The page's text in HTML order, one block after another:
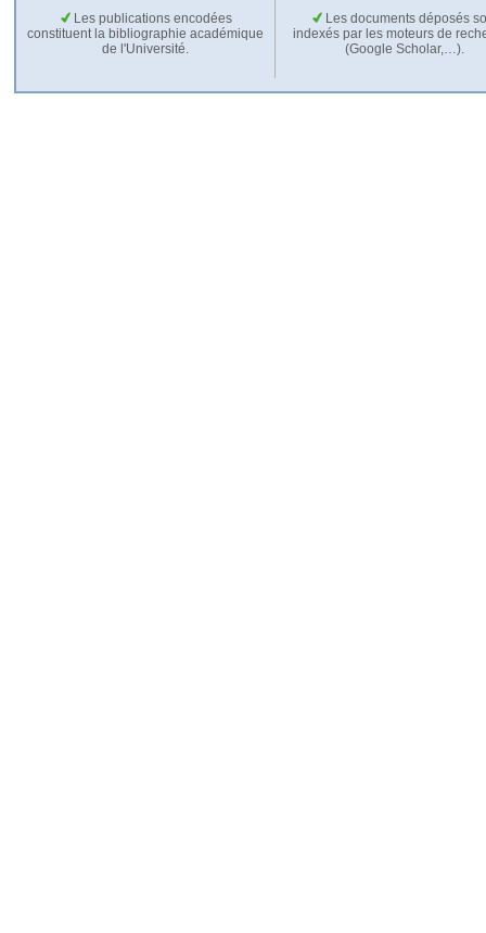
Les publications encodées
constituent la bibliographie académique
de l'Université.
Les documents déposés
indexés par les moteurs de
(Google Scholar,…).